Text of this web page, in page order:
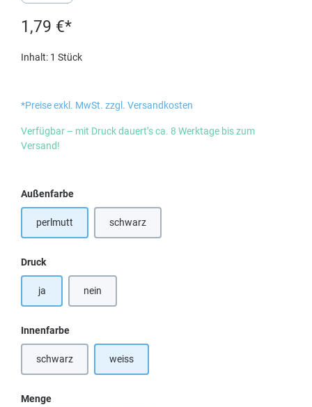
1,79 €*
Inhalt: 1 Stück
*Preise exkl. MwSt. zzgl. Versandkosten
Verfügbar – mit Druck dauert’s ca. 8 Werktage bis zum
Versand!
Außenfarbeauswählen
perlmutt schwarz(Diese Option ist zurzeit nicht verfügbar.)
Druckauswählen
ja nein
Innenfarbeauswählen
schwarz(Diese Option ist zurzeit nicht verfügbar.)
weiss
Menge